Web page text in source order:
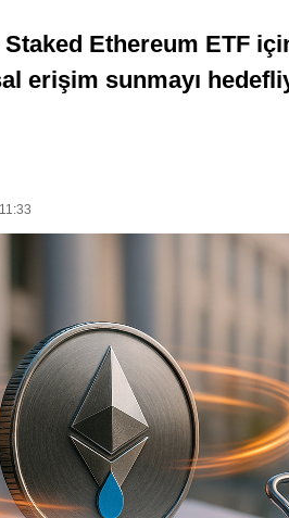
Ethereum ETF
erişim sunmayı